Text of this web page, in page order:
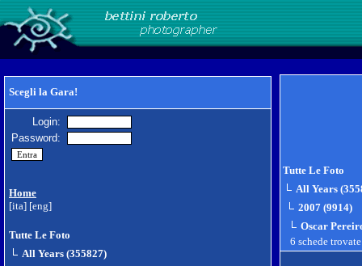
Scegli la Gara!
Login:
Password:
Home
[ita] [eng]
Tutte Le Foto
All Years (355827)
Tutte Le Foto
All Years
2007 (9914)
Oscar
6 schede